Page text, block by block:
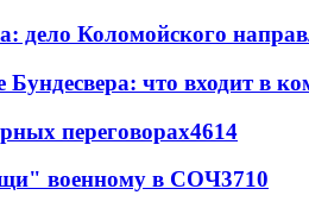
дело Коломойского
что входит в
переговорах4614
военному в СОЧ3710